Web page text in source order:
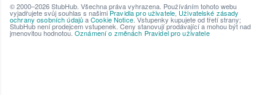
© 2000–2026 StubHub. Všechna práva vyhrazena. Používáním tohoto webu
vyjadřujete svůj souhlas s našimiPravidla pro uživatele,Uživatelské zásady
ochrany osobních údajůaCookie Notice. Vstupenky kupujete od třetí strany;
StubHub není prodejcem vstupenek. Ceny stanovují prodávající a mohou být nad
jmenovitou hodnotou.Oznámení o změnách Pravidel pro uživatele